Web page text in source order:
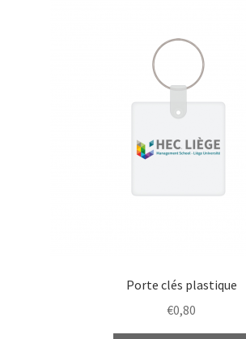
Porte clés plastique
€0,80